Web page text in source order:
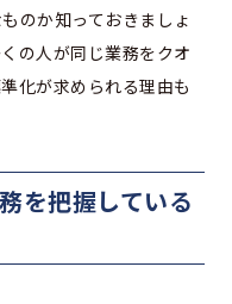
のか知っておきましょ
の人が同じ業務をクオ
化が求められる理由も
を把握している